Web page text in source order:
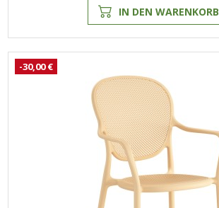
IN DEN WARENKORB
-30,00 €